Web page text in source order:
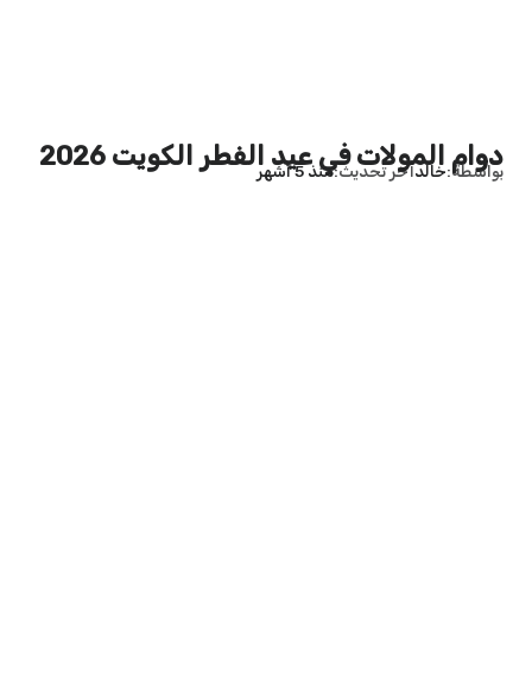
دوام المولات في عيد الفطر الكويت 2026
بواسطة خالدآخر تحديث منذ 5 أشهر